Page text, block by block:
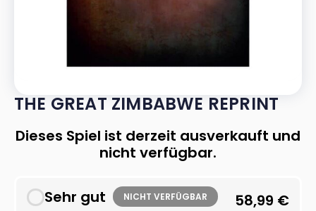
THE GREAT ZIMBABWE REPRINT
Dieses Spiel ist derzeit ausverkauft und
nicht verfügbar.
Sehr gut NICHT VERFÜGBAR 58,99 €